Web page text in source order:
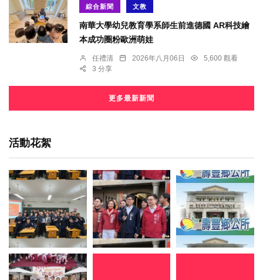
綜合新聞 文教
南華大學幼兒教育學系師生前進德國 AR科技繪
本成功圈粉歐洲萌娃
任禮清 2026年八月06日
5,600 觀看
3 分享
更多最新新聞
活動花絮